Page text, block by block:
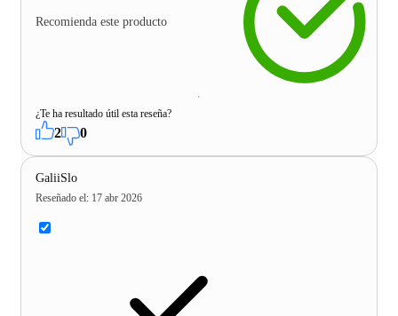
Recomienda este producto
¿Te ha resultado útil esta reseña?
2 0
GaliiSlo
Reseñado el: 17 abr 2026